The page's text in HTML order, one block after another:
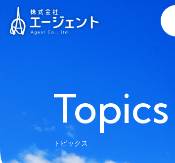
Topics
トピックス